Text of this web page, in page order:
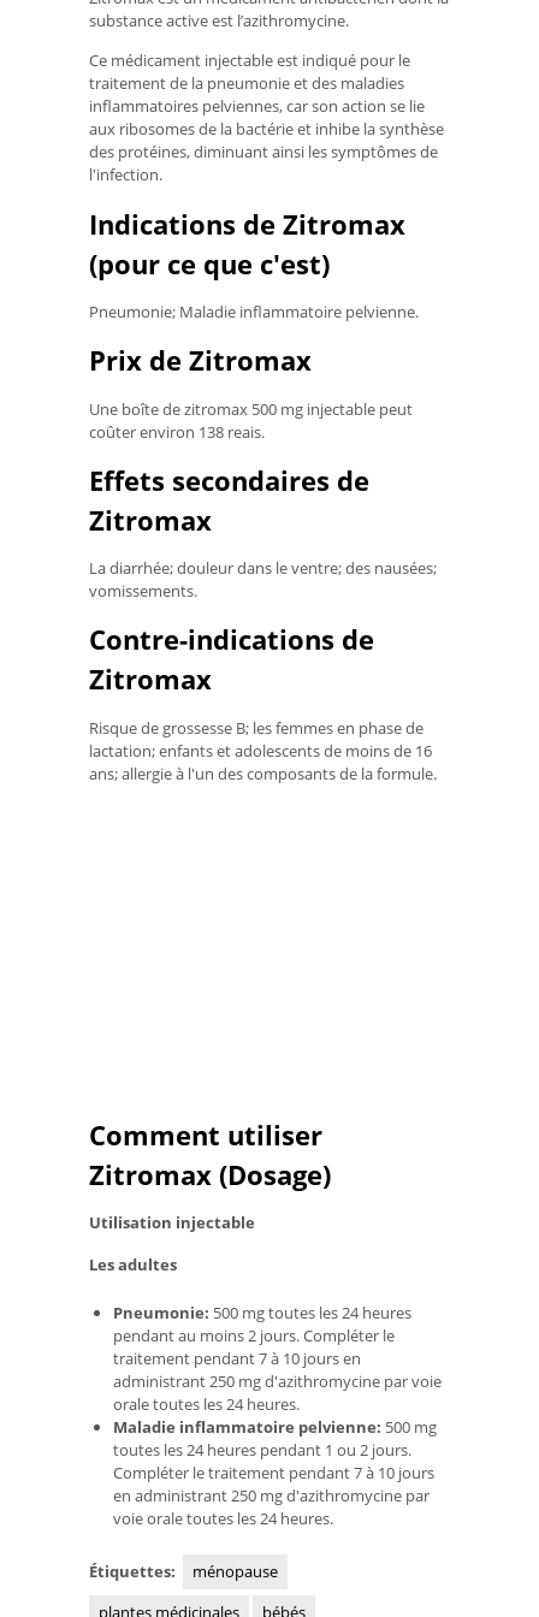
substance active est l’azithromycine.
Ce médicament injectable est indiqué pour le
traitement de la pneumonie et des maladies
inflammatoires pelviennes, car son action se lie
aux ribosomes de la bactérie et inhibe la synthèse
des protéines, diminuant ainsi les symptômes de
l'infection.
Indications de Zitromax
(pour ce que c'est)
Pneumonie; Maladie inflammatoire pelvienne.
Prix ​​de Zitromax
Une boîte de zitromax 500 mg injectable peut
coûter environ 138 reais.
Effets secondaires de
Zitromax
La diarrhée; douleur dans le ventre; des nausées;
vomissements.
Contre-indications de
Zitromax
Risque de grossesse B; les femmes en phase de
lactation; enfants et adolescents de moins de 16
ans; allergie à l'un des composants de la formule.
Comment utiliser
Zitromax (Dosage)
Utilisation injectable
Les adultes
Pneumonie: 500 mg toutes les 24 heures
pendant au moins 2 jours. Compléter le
traitement pendant 7 à 10 jours en
administrant 250 mg d'azithromycine par voie
orale toutes les 24 heures.
Maladie inflammatoire pelvienne: 500 mg
toutes les 24 heures pendant 1 ou 2 jours.
Compléter le traitement pendant 7 à 10 jours
en administrant 250 mg d'azithromycine par
voie orale toutes les 24 heures.
Étiquettes:
ménopause
plantes médicinales
bébés